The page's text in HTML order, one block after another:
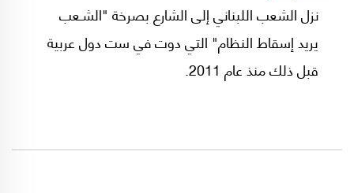
نزل الشعب اللبناني إلى الشارع بصرخة "الشـعب
يريد إسقاط النظام" التي دوت في ست دول عربية
قبل ذلك منذ عام 2011.